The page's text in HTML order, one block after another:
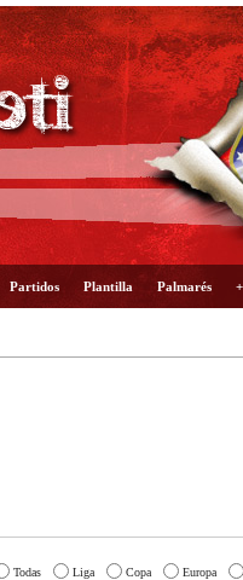
Partidos Plantilla Palmarés
Todas Liga Copa Europa